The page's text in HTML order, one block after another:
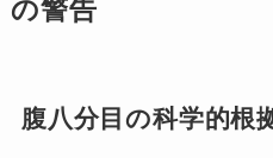
の警告
腹八分目の科学的根